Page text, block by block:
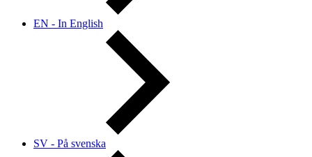
EN - In English
SV - På svenska